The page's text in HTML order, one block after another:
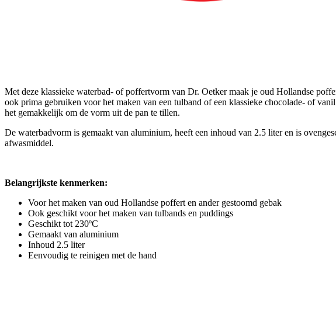
Met deze klassieke waterbad- of poffertvorm van Dr. Oetker maak je oud Hollandse
ook prima gebruiken voor het maken van een tulband of een klassieke chocolade- of
het gemakkelijk om de vorm uit de pan te tillen.
De waterbadvorm is gemaakt van aluminium, heeft een inhoud van 2.5 liter en is
afwasmiddel.
Belangrijkste kenmerken:
Voor het maken van oud Hollandse poffert en ander gestoomd gebak
Ook geschikt voor het maken van tulbands en puddings
Geschikt tot 230ºC
Gemaakt van aluminium
Inhoud 2.5 liter
Eenvoudig te reinigen met de hand